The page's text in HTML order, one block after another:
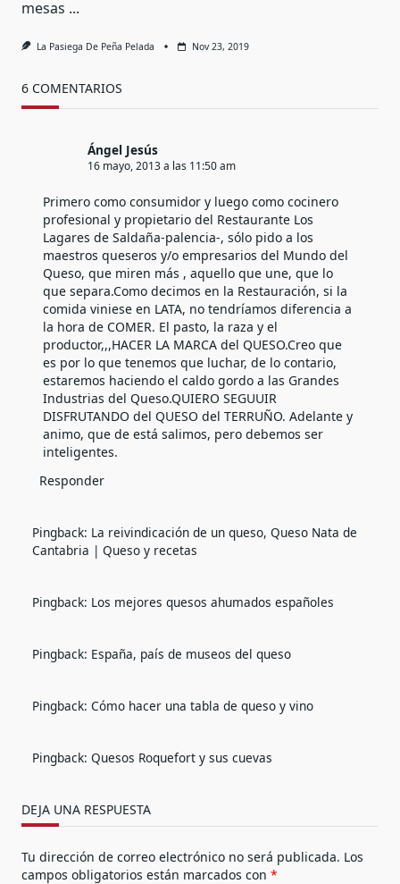
mesas ...
La Pasiega De Peña Pelada Nov 23, 2019
6 COMENTARIOS
Ángel Jesús
16 mayo, 2013 a las 11:50 am
Primero como consumidor y luego como cocinero
profesional y propietario del Restaurante Los
Lagares de Saldaña-palencia-, sólo pido a los
maestros queseros y/o empresarios del Mundo del
Queso, que miren más , aquello que une, que lo
que separa.Como decimos en la Restauración, si la
comida viniese en LATA, no tendríamos diferencia a
la hora de COMER. El pasto, la raza y el
productor,,,HACER LA MARCA del QUESO.Creo que
es por lo que tenemos que luchar, de lo contario,
estaremos haciendo el caldo gordo a las Grandes
Industrias del Queso.QUIERO SEGUUIR
DISFRUTANDO del QUESO del TERRUÑO. Adelante y
animo, que de está salimos, pero debemos ser
inteligentes.
Responder
Pingback: La reivindicación de un queso, Queso Nata de
Cantabria | Queso y recetas
Pingback: Los mejores quesos ahumados españoles
Pingback: España, país de museos del queso
Pingback: Cómo hacer una tabla de queso y vino
Pingback: Quesos Roquefort y sus cuevas
DEJA UNA RESPUESTA
Tu dirección de correo electrónico no será publicada. Los
campos obligatorios están marcados con *